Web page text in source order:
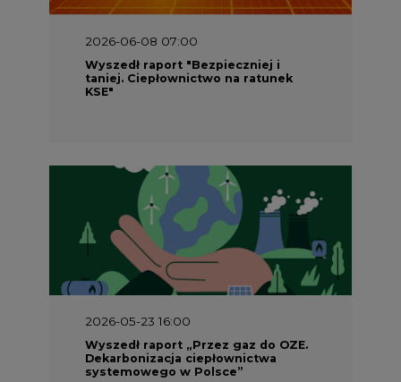
2026-06-08 07:00
Wyszedł raport "Bezpieczniej i
taniej. Ciepłownictwo na ratunek
KSE"
2026-05-23 16:00
Wyszedł raport „Przez gaz do OZE.
Dekarbonizacja ciepłownictwa
systemowego w Polsce”